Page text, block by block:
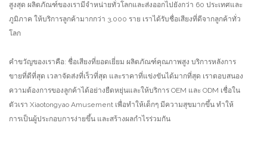
สูงสุด ผลิตภัณฑ์ของเรามีจำหน่ายทั่วโลกและส่งออกไปยังกว่า 60 ประเทศและ
ภูมิภาค ให้บริการลูกค้ามากกว่า 3,000 ราย เราได้รับชื่อเสียงที่ดีจากลูกค้าทั่ว
โลก
คำขวัญของเราคือ: ชื่อเสียงที่ยอดเยี่ยม ผลิตภัณฑ์คุณภาพสูง บริการหลังการ
ขายที่ดีที่สุด เวลาจัดส่งที่เร็วที่สุด และราคาที่แข่งขันได้มากที่สุด เราตอบสนอง
ความต้องการของลูกค้าได้อย่างยืดหยุ่นและให้บริการ OEM และ ODM เชื่อใน
ตัวเรา Xiaotongyao Amusement เพื่อทำให้เด็กๆ มีความสุขมากขึ้น ทำให้
การเป็นผู้ประกอบการง่ายขึ้น และสร้างผลกำไรร่วมกัน